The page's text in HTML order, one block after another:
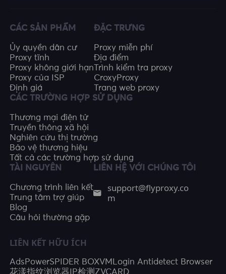
CÁC SẢN PHẨM
Ủy quyền dân cư
Proxy tĩnh
Proxy không giới hạn
Proxy của ISP
Định giá
ĐẶC TRƯNG
Proxy miễn phí
Địa điểm
Trình kiểm tra proxy
CroxyProxy
Trang web proxy
CÁC TRƯỜNG HỢP SỬ DỤNG
Thương mại điện tử
Truyền thông xã hội
Nghiên cứu thị trường
Bảo vệ thương hiệu
Tất cả các trường hợp sử dụng
TÀI NGUYÊN
Chương trình liên kết
Trung tâm trợ giúp
Blog
Câu hỏi thường gặp
LIÊN HỆ VỚI CHÚNG TÔI
support@flyproxy.co
m
LIÊN KẾT HỮU ÍCH
AdsPowerSPIDER BOXVMLogin Antidetect Browser
花漾指纹浏览器 IP检测 ZVCARD